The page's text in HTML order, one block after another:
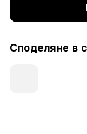
Споделяне в